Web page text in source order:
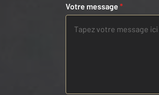
Votre message *